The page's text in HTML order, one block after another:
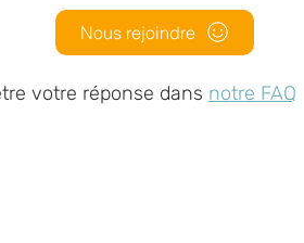
Nous rejoindre
votre réponse dans notre FAQ